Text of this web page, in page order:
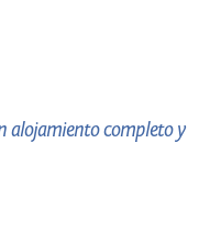
alojamiento completo y